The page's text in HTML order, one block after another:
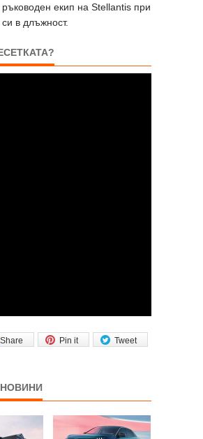
екип на Stellantis при
в длъжност.
Tweet
Pin it
Share